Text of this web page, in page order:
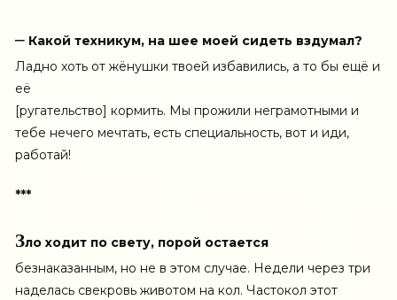
– Какой техникум, на шее моей сидеть вздумал?
Ладно хоть от жёнушки твоей избавились, а то бы ещё и
её
[ругательство] кормить. Мы прожили неграмотными и
тебе нечего мечтать, есть специальность, вот и иди,
работай!
***
Зло ходит по свету, порой остается
безнаказанным, но не в этом случае. Недели через три
наделась свекровь животом на кол. Частокол этот